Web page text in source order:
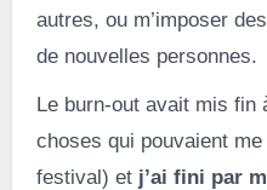
autres, ou m’imposer
de nouvelles personnes.
Le burn-out avait mis fin
choses qui pouvaient
festival) et j’ai fini par